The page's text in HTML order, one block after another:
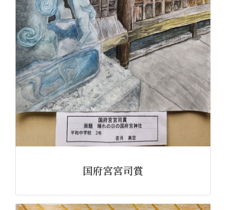
国府宮宮司賞